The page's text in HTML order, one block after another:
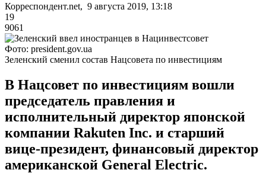
Корреспондент.net, 9 августа 2019, 13:18
19
9061
Фото: president.gov.ua
Зеленский сменил состав Нацсовета по инвестициям
В Нацсовет по инвестициям вошли
председатель правления и
исполнительный директор японской
компании Rakuten Inc. и старший
вице-президент, финансовый директор
американской General Electric.